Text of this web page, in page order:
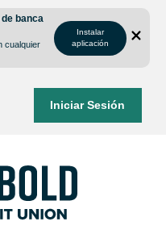
banca
cualquier
Instalar
aplicación
Iniciar Sesión